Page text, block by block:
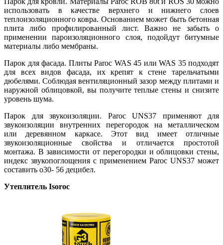
использовать в качестве верхнего и нижнего слоев
теплоизоляционного ковра. Основанием может быть бетонная
плита либо профилированный лист. Важно не забыть о
применении пароизоляционного слоя, подойдут битумные
материалы либо мембраны.
Парок для фасада. Плиты Paroc WAS 45 или WAS 35 подходят
для всех видов фасада, их крепят к стене тарельчатыми
дюбелями. Соблюдая вентиляционный зазор между плитами и
наружной облицовкой, вы получите теплые стены и снизите
уровень шума.
Парок для звукоизоляции. Paroc UNS37 применяют для
звукоизоляции внутренних перегородок на металлическом
или деревянном каркасе. Этот вид имеет отличные
звукоизоляционные свойства и отличается простотой
монтажа. В зависимости от перегородки и облицовки стены,
индекс звукопоглощения с применением Paroc UNS37 может
составить о30- 56 децибел.
Утеплитель Isoroc